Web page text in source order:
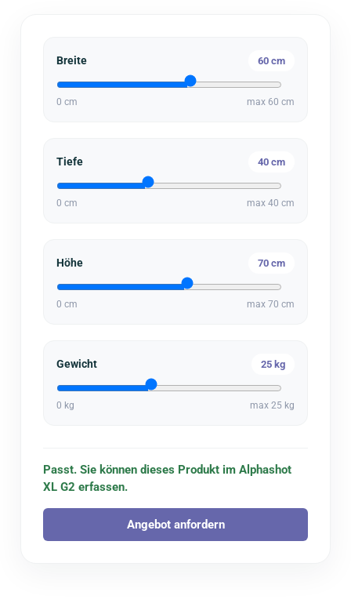
Breite 60 cm
0 cm max 60 cm
Tiefe 40 cm
0 cm max 40 cm
Höhe 70 cm
0 cm max 70 cm
Gewicht 25 kg
0 kg max 25 kg
Passt. Sie können dieses Produkt im Alphashot
XL G2 erfassen.
Angebot anfordern